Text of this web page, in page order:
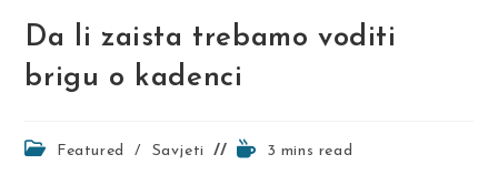
Da li zaista trebamo voditi
brigu o kadenci
PostFeatured / Savjeti
Reading3 mins read